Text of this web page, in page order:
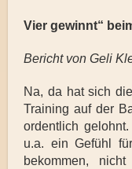
Vier gewinnt“
Bericht von Geli
Na, da hat sich
Training auf der
ordentlich
u.a. ein Gefühl
bekommen,